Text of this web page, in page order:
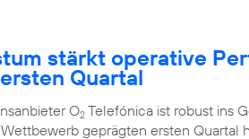
stärkt operative
Quartal
O2 Telefónica ist robust ins
geprägten ersten Quartal